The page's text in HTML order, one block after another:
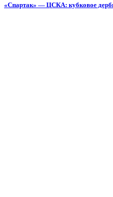
«Спартак» — ЦСКА: кубковое